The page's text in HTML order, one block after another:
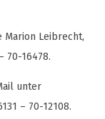
Marion Leibrecht,
70-16478.
unter
– 70-12108.